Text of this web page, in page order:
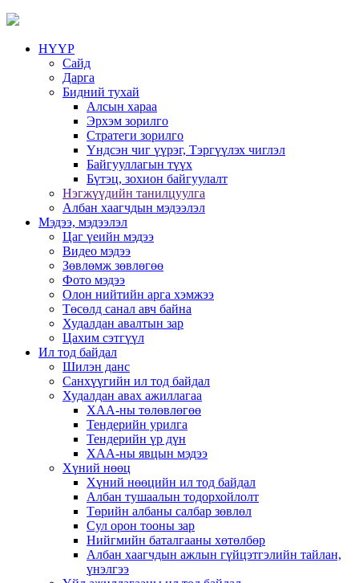
НҮҮР
Сайд
Дарга
Бидний тухай
Алсын хараа
Эрхэм зорилго
Стратеги зорилго
Үндсэн чиг үүрэг, Тэргүүлэх чиглэл
Байгууллагын түүх
Бүтэц, зохион байгуулалт
Нэгжүүдийн танилцуулга
Албан хаагчдын мэдээлэл
Мэдээ, мэдээлэл
Цаг үеийн мэдээ
Видео мэдээ
Зөвлөмж зөвлөгөө
Фото мэдээ
Олон нийтийн арга хэмжээ
Төсөлд санал авч байна
Худалдан авалтын зар
Цахим сэтгүүл
Ил тод байдал
Шилэн данс
Санхүүгийн ил тод байдал
Худалдан авах ажиллагаа
ХАА-ны төлөвлөгөө
Тендерийн урилга
Тендерийн үр дүн
ХАА-ны явцын мэдээ
Хүний нөөц
Хүний нөөцийн ил тод байдал
Албан тушаалын тодорхойлолт
Төрийн албаны салбар зөвлөл
Сул орон тооны зар
Нийгмийн баталгааны хөтөлбөр
Албан хаагчдын ажлын гүйцэтгэлийн тайлан,
үнэлгээ